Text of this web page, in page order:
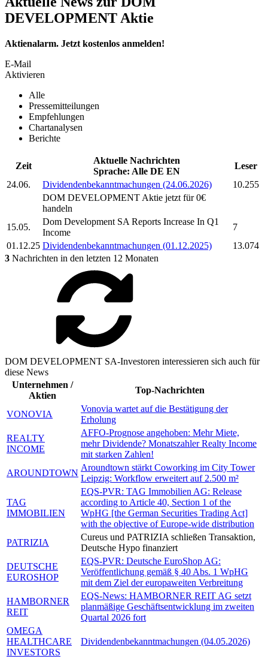
DEVELOPMENT Aktie
Aktienalarm. Jetzt kostenlos anmelden!
E-Mail
Aktivieren
Alle
Pressemitteilungen
Empfehlungen
Chartanalysen
Berichte
Zeit
Aktuelle Nachrichten
Sprache: Alle DE EN
Leser
24.06.
Dividendenbekanntmachungen (24.06.2026)
10.255
DOM DEVELOPMENT Aktie jetzt für 0€
handeln
15.05.
Dom Development SA Reports Increase In Q1
Income
7
01.12.25 Dividendenbekanntmachungen (01.12.2025)
13.074
3 Nachrichten in den letzten 12 Monaten
DOM DEVELOPMENT SA-Investoren interessieren sich auch für
diese News
Unternehmen /
Aktien
Top-Nachrichten
VONOVIA
Vonovia wartet auf die Bestätigung der
Erholung
REALTY
INCOME
AFFO-Prognose angehoben: Mehr Miete,
mehr Dividende? Monatszahler Realty Income
mit starken Zahlen!
AROUNDTOWN
Aroundtown stärkt Coworking im City Tower
Leipzig: Workflow erweitert auf 2.500 m²
TAG
IMMOBILIEN
EQS-PVR: TAG Immobilien AG: Release
according to Article 40, Section 1 of the
WpHG [the German Securities Trading Act]
with the objective of Europe-wide distribution
PATRIZIA
Cureus und PATRIZIA schließen Transaktion,
Deutsche Hypo finanziert
DEUTSCHE
EUROSHOP
EQS-PVR: Deutsche EuroShop AG:
Veröffentlichung gemäß § 40 Abs. 1 WpHG
mit dem Ziel der europaweiten Verbreitung
HAMBORNER
REIT
EQS-News: HAMBORNER REIT AG setzt
planmäßige Geschäftsentwicklung im zweiten
Quartal 2026 fort
OMEGA
HEALTHCARE
INVESTORS
Dividendenbekanntmachungen (04.05.2026)